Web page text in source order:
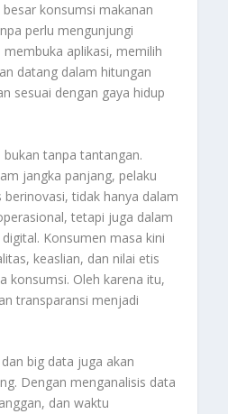
konsumsi makanan
perlu mengunjungi
aplikasi, memilih
datang dalam hitungan
sesuai dengan gaya hidup
tanpa tantangan.
jangka panjang, pelaku
tidak hanya dalam
tetapi juga dalam
Konsumen masa kini
keaslian, dan nilai etis
konsumsi. Oleh karena itu,
transparansi menjadi
big data juga akan
Dengan menganalisis data
dan waktu